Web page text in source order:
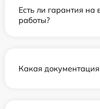
Есть ли гарантия
работы?
Какая